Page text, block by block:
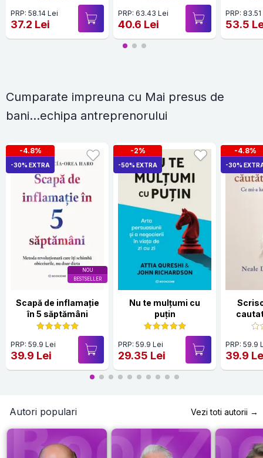
PRP: 58.14 Lei
37.2 Lei
PRP: 63.43 Lei
40.6 Lei
PRP:
53.5
Cumparate impreuna cu Mai presus de
bani...echipa antreprenorului
NOU
BESTSELLER
-4.8%
-30% EXTRA
Scapă de inflamație
în 5 săptămâni
PRP: 59.9 Lei
39.9 Lei
-2%
-50% EXTRA
Nu te mulțumi cu
puțin
PRP: 59.9 Lei
29.35 Lei
-4.8%
-30%
PRP: 59.9
39.9
Autori populari Vezi toti autorii →